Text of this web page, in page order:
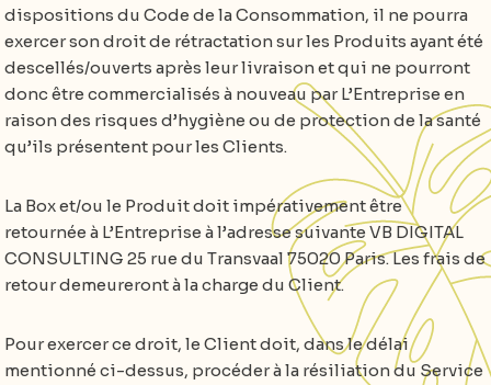
dispositions du Code de la Consommation, il ne pourra
exercer son droit de rétractation sur les Produits ayant été
descellés/ouverts après leur livraison et qui ne pourront
donc être commercialisés à nouveau par L’Entreprise en
raison des risques d’hygiène ou de protection de la santé
qu’ils présentent pour les Clients.
La Box et/ou le Produit doit impérativement être
retournée à L’Entreprise à l’adresse suivante VB DIGITAL
CONSULTING 25 rue du Transvaal 75020 Paris. Les frais de
retour demeureront à la charge du Client.
Pour exercer ce droit, le Client doit, dans le délai
mentionné ci-dessus, procéder à la résiliation du Service